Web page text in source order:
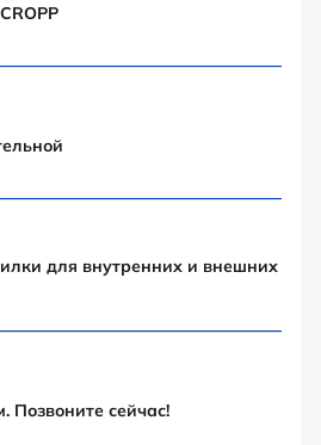
для внутренних и внешних
Позвоните сейчас!